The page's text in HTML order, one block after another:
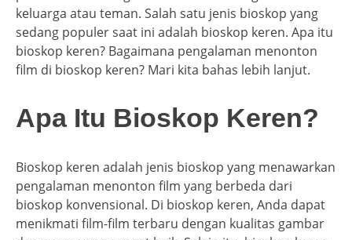
keluarga atau teman. Salah satu jenis bioskop yang
sedang populer saat ini adalah bioskop keren. Apa itu
bioskop keren? Bagaimana pengalaman menonton
film di bioskop keren? Mari kita bahas lebih lanjut.
Apa Itu Bioskop Keren?
Bioskop keren adalah jenis bioskop yang menawarkan
pengalaman menonton film yang berbeda dari
bioskop konvensional. Di bioskop keren, Anda dapat
menikmati film-film terbaru dengan kualitas gambar